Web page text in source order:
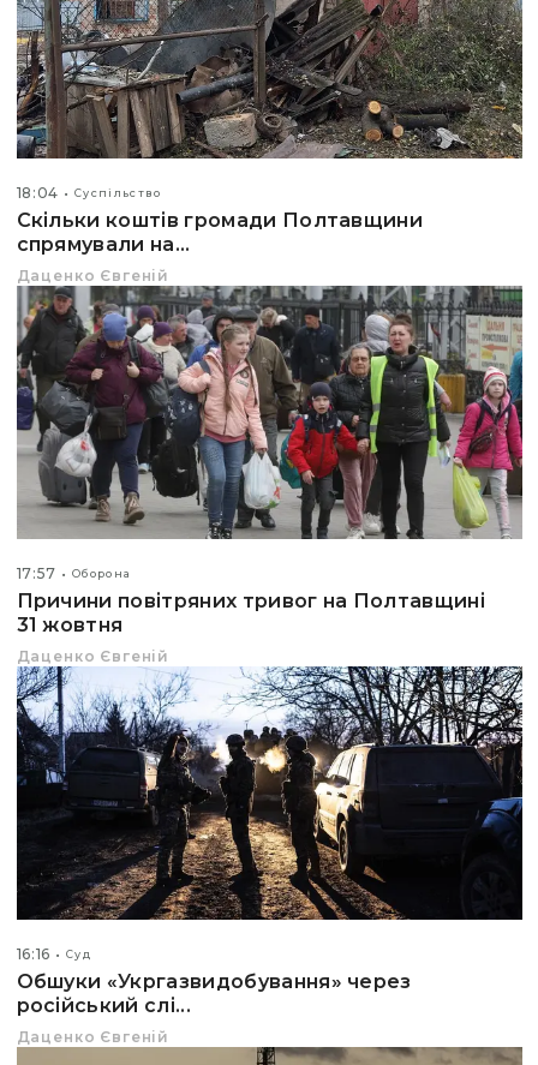
18:04 Суспільство
Скільки коштів громади Полтавщини
спрямували на...
Даценко Євгеній
17:57 Оборона
Причини повітряних тривог на Полтавщині
31 жовтня
Даценко Євгеній
16:16 Суд
Обшуки «Укргазвидобування» через
російський слі...
Даценко Євгеній